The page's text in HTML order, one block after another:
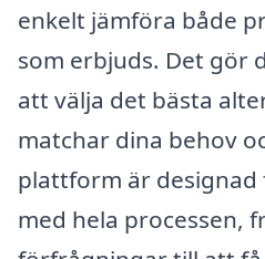
enkelt jämföra både
som erbjuds. Det gör
att välja det bästa
matchar dina behov
plattform är designad
med hela processen,